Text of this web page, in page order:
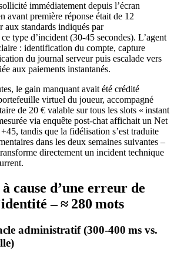
immédiatement depuis l’écran
avant première réponse était de 12
aux standards indiqués par
type d’incident (30‑45 secondes). L’agent
: identification du compte, capture
du journal serveur puis escalade vers
aux paiements instantanés.
le gain manquant avait été crédité
virtuel du joueur, accompagné
de 20 € valable sur tous les slots « instant
via enquête post‑chat affichait un Net
tandis que la fidélisation s’est traduite
dans les deux semaines suivantes –
directement un incident technique
cause d’une erreur de
– ≈ 280 mots
administratif (300‑400 ms vs.